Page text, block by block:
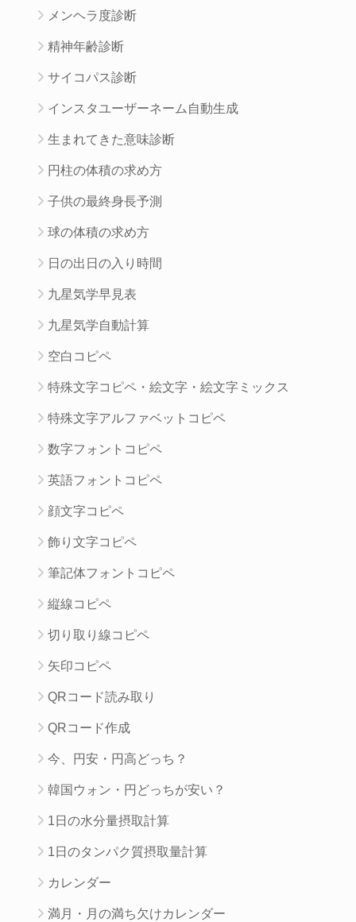
メンヘラ度診断
精神年齢診断
サイコパス診断
インスタユーザーネーム自動生成
生まれてきた意味診断
円柱の体積の求め方
子供の最終身長予測
球の体積の求め方
日の出日の入り時間
九星気学早見表
九星気学自動計算
空白コピペ
特殊文字コピペ・絵文字・絵文字ミックス
特殊文字アルファベットコピペ
数字フォントコピペ
英語フォントコピペ
顔文字コピペ
飾り文字コピペ
筆記体フォントコピペ
縦線コピペ
切り取り線コピペ
矢印コピペ
QRコード読み取り
QRコード作成
今、円安・円高どっち？
韓国ウォン・円どっちが安い？
1日の水分量摂取計算
1日のタンパク質摂取量計算
カレンダー
満月・月の満ち欠けカレンダー